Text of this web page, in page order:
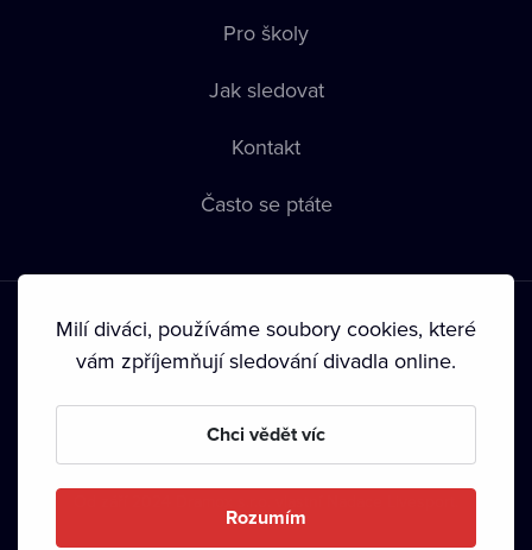
Pro školy
Jak sledovat
Kontakt
Často se ptáte
Podmínky používání • Ochrana soukromí • Zásady používání
• Autorská práva•
Milí diváci, používáme soubory cookies, které
vám zpříjemňují sledování divadla online.
Chci vědět víc
Rozumím